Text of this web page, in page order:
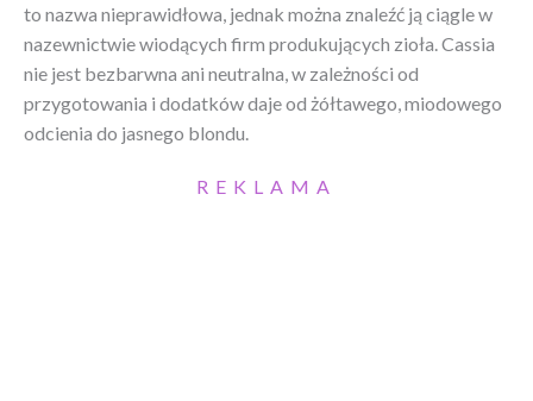
to nazwa nieprawidłowa, jednak można znaleźć ją ciągle w
nazewnictwie wiodących firm produkujących zioła. Cassia
nie jest bezbarwna ani neutralna, w zależności od
przygotowania i dodatków daje od żółtawego, miodowego
odcienia do jasnego blondu.
REKLAMA